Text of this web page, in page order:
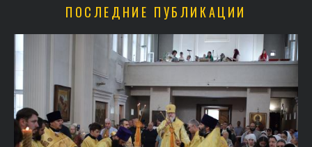
ПОСЛЕДНИЕ ПУБЛИКАЦИИ